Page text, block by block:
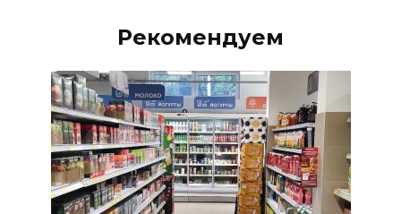
Рекомендуем